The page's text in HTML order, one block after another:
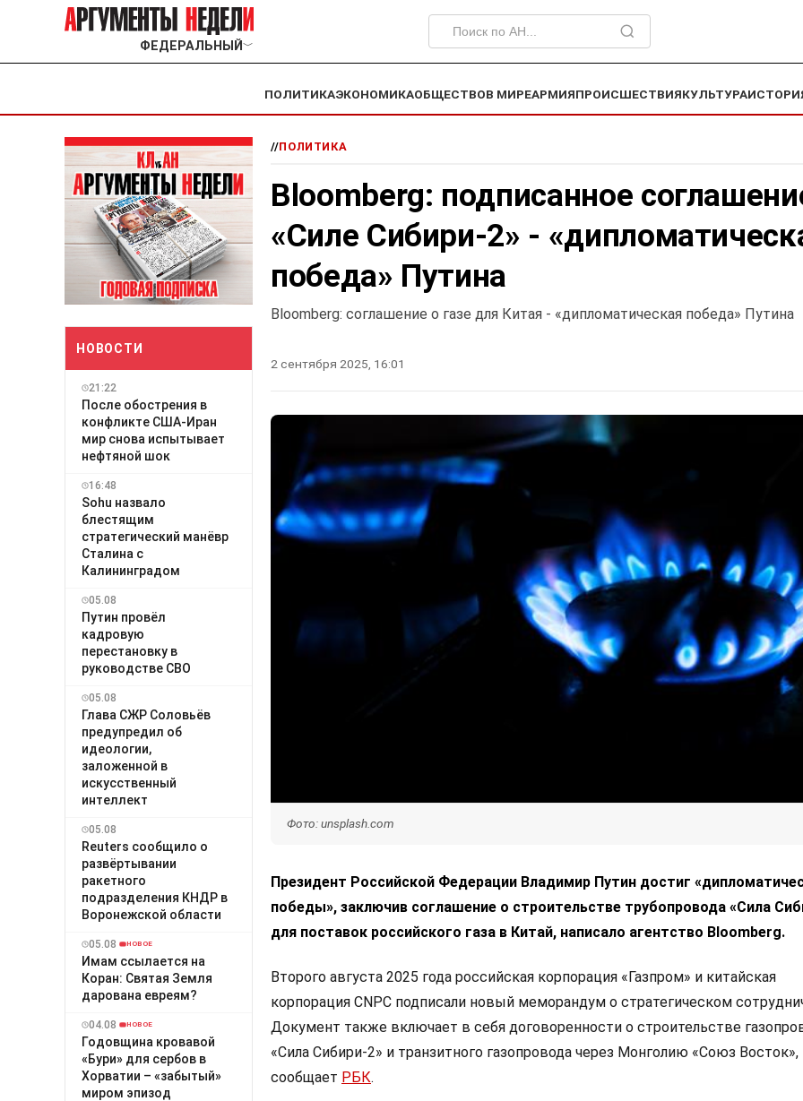
ФЕДЕРАЛЬНЫЙ ﹀
ПОЛИТИКАЭКОНОМИКАОБЩЕСТВОВ МИРЕАРМИЯПРОИСШЕСТВИЯКУЛЬТУРА
НОВОСТИ
21:22
После обострения в
конфликте США-Иран
мир снова испытывает
нефтяной шок
16:48
Sohu назвало
блестящим
стратегический манёвр
Сталина с
Калининградом
05.08
Путин провёл
кадровую
перестановку в
руководстве СВО
05.08
Глава СЖР Соловьёв
предупредил об
идеологии,
заложенной в
искусственный
интеллект
05.08
Reuters сообщило о
развёртывании
ракетного
подразделения КНДР в
Воронежской области
05.08 НОВОЕ
Имам ссылается на
Коран: Святая Земля
дарована евреям?
04.08 НОВОЕ
Годовщина кровавой
«Бури» для сербов в
Хорватии – «забытый»
миром эпизод
//ПОЛИТИКА
Bloomberg: подписанное
«Силе Сибири-2» -
победа» Путина
Bloomberg: соглашение о газе для Китая - «дипломатическая победа» Путина
2 сентября 2025, 16:01
Фото: unsplash.com
Президент Российской Федерации Владимир Путин достиг
победы», заключив соглашение о строительстве трубопровода «Сила
для поставок российского газа в Китай, написало агентство Bloomberg.
Второго августа 2025 года российская корпорация «Газпром» и китайская
корпорация CNPC подписали новый меморандум о стратегическом
Документ также включает в себя договоренности о строительстве
«Сила Сибири-2» и транзитного газопровода через Монголию «Союз Восток»,
сообщает РБК.